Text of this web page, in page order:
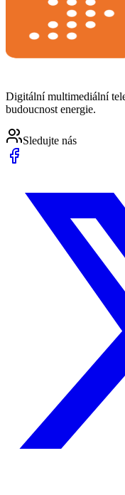
Digitální multimediální
budoucnost energie.
Sledujte nás